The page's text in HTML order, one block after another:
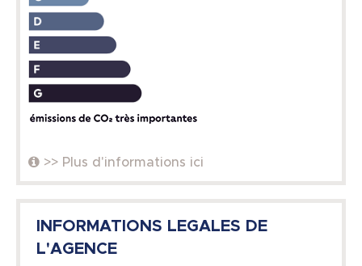
>> Plus d'informations ici
INFORMATIONS LEGALES DE
L'AGENCE